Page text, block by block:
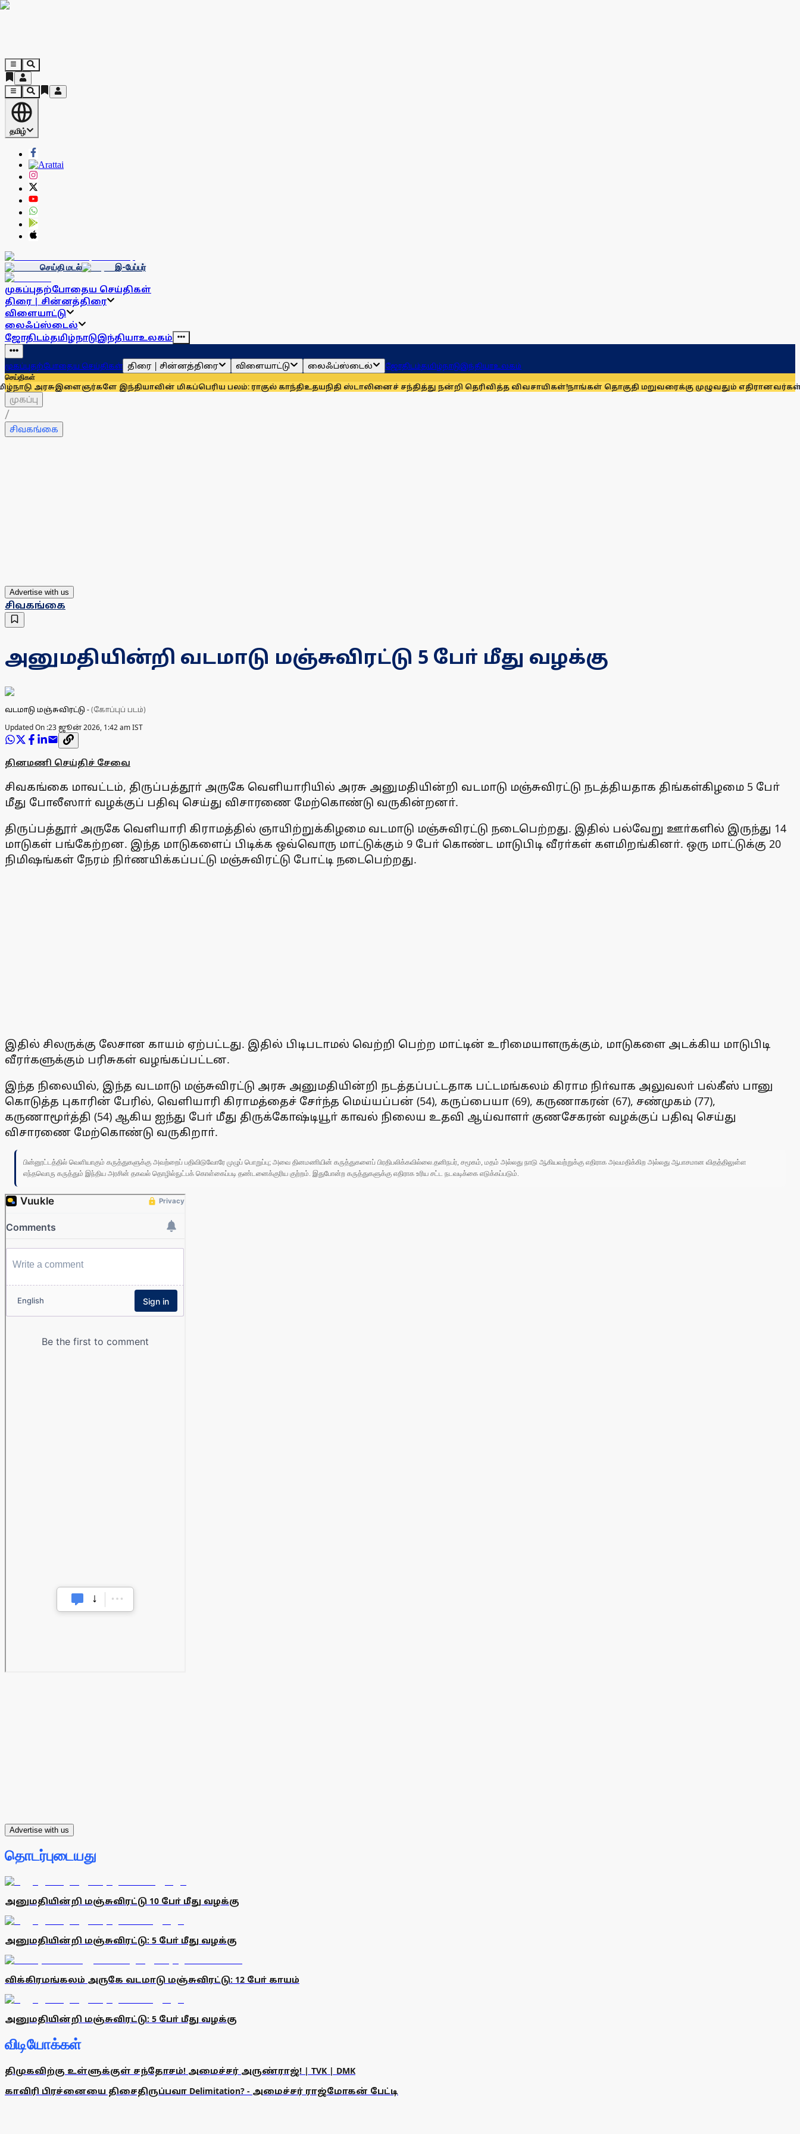
தமிழ்
செய்தி மடல் இ-பேப்பர்
முகப்புதற்போதைய செய்திகள்
திரை | சின்னத்திரை
விளையாட்டு
லைஃப்ஸ்டைல்
ஜோதிடம்தமிழ்நாடுஇந்தியாஉலகம்
முகப்புதற்போதைய செய்திகள் திரை | சின்னத்திரை விளையாட்டு லைஃப்ஸ்டைல் ஜோதிடம்தமிழ்நாடுஇந்தியாஉலகம்
செய்திகள்
இளைஞர்களே இந்தியாவின் மிகப்பெரிய பலம்: ராகுல் காந்திஉதயநிதி ஸ்டாலினைச் சந்தித்து நன்றி தெரிவித்த விவசாயிகள்!நாங்கள் தொகுதி மறுவரைக்கு முழுவதும் எதிரானவர்கள் அல்லர்:
முகப்பு
/
சிவகங்கை
Advertise with us
சிவகங்கை
அனுமதியின்றி வடமாடு மஞ்சுவிரட்டு 5 போ் மீது வழக்கு
வடமாடு மஞ்சுவிரட்டு -(கோப்புப் படம்)
Updated On :23 ஜூன் 2026, 1:42 am IST
தினமணி செய்திச் சேவை
சிவகங்கை மாவட்டம், திருப்பத்தூா் அருகே வெளியாரியில் அரசு அனுமதியின்றி வடமாடு மஞ்சுவிரட்டு நடத்தியதாக திங்கள்கிழமை 5 போ்
மீது போலீஸாா் வழக்குப் பதிவு செய்து விசாரணை மேற்கொண்டு வருகின்றனா்.
திருப்பத்தூா் அருகே வெளியாரி கிராமத்தில் ஞாயிற்றுக்கிழமை வடமாடு மஞ்சுவிரட்டு நடைபெற்றது. இதில் பல்வேறு ஊா்களில் இருந்து 14
மாடுகள் பங்கேற்றன. இந்த மாடுகளைப் பிடிக்க ஒவ்வொரு மாட்டுக்கும் 9 போ் கொண்ட மாடுபிடி வீரா்கள் களமிறங்கினா். ஒரு மாட்டுக்கு 20
நிமிஷங்கள் நேரம் நிா்ணயிக்கப்பட்டு மஞ்சுவிரட்டு போட்டி நடைபெற்றது.
இதில் சிலருக்கு லேசான காயம் ஏற்பட்டது. இதில் பிடிபடாமல் வெற்றி பெற்ற மாட்டின் உரிமையாளருக்கும், மாடுகளை அடக்கிய மாடுபிடி
வீரா்களுக்கும் பரிசுகள் வழங்கப்பட்டன.
இந்த நிலையில், இந்த வடமாடு மஞ்சுவிரட்டு அரசு அனுமதியின்றி நடத்தப்பட்டதாக பட்டமங்கலம் கிராம நிா்வாக அலுவலா் பல்கீஸ் பானு
கொடுத்த புகாரின் பேரில், வெளியாரி கிராமத்தைச் சோ்ந்த மெய்யப்பன் (54), கருப்பையா (69), கருணாகரன் (67), சண்முகம் (77),
கருணாமூா்த்தி (54) ஆகிய ஐந்து போ் மீது திருக்கோஷ்டியூா் காவல் நிலைய உதவி ஆய்வாளா் குணசேகரன் வழக்குப் பதிவு செய்து
விசாரணை மேற்கொண்டு வருகிறாா்.
பின்னூட்டத்தில் வெளியாகும் கருத்துகளுக்கு அவற்றைப் பதிவிடுவோரே முழுப் பொறுப்பு; அவை தினமணியின் கருத்துகளைப் பிரதிபலிக்கவில்லை.தனிநபர், சமூகம், மதம் அல்லது நாடு ஆகியவற்றுக்கு எதிராக அவமதிக்கிற அல்லது ஆபாசமான விதத்திலுள்ள
எந்தவொரு கருத்தும் இந்திய அரசின் தகவல் தொழில்நுட்பக் கொள்கைப்படி தண்டனைக்குரிய குற்றம். இதுபோன்ற கருத்துகளுக்கு எதிராக உரிய சட்ட நடவடிக்கை எடுக்கப்படும்.
Advertise with us
தொடர்புடையது
அனுமதியின்றி மஞ்சுவிரட்டு 10 போ் மீது வழக்கு
அனுமதியின்றி மஞ்சுவிரட்டு: 5 போ் மீது வழக்கு
விக்கிரமங்கலம் அருகே வடமாடு மஞ்சுவிரட்டு: 12 போ் காயம்
அனுமதியின்றி மஞ்சுவிரட்டு: 5 போ் மீது வழக்கு
விடியோக்கள்
திமுகவிற்கு உள்ளுக்குள் சந்தோசம்! அமைச்சர் அருண்ராஜ்! | TVK | DMK
காவிரி பிரச்னையை திசைதிருப்பவா Delimitation? - அமைச்சர் ராஜ்மோகன் பேட்டி